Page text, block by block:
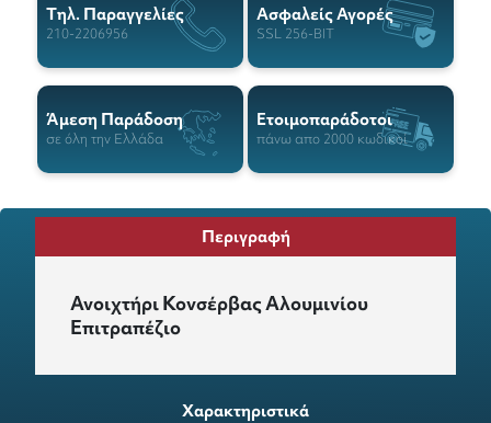
Tηλ. Παραγγελίες
210-2206956
Ασφαλείς Αγορές
SSL 256-BIT
Άμεση Παράδοση
σε όλη την Ελλάδα
Ετοιμοπαράδοτοι
πάνω απο 2000 κωδικοί
Περιγραφή
Ανοιχτήρι Κονσέρβας Αλουμινίου
Επιτραπέζιο
Χαρακτηριστικά